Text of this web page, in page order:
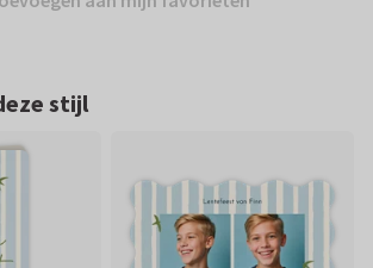
stijl